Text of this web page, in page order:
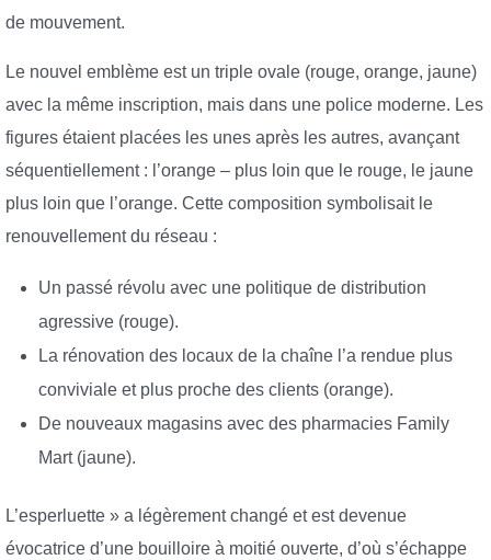
de mouvement.
Le nouvel emblème est un triple ovale (rouge, orange, jaune)
avec la même inscription, mais dans une police moderne. Les
figures étaient placées les unes après les autres, avançant
séquentiellement : l’orange – plus loin que le rouge, le jaune
plus loin que l’orange. Cette composition symbolisait le
renouvellement du réseau :
Un passé révolu avec une politique de distribution
agressive (rouge).
La rénovation des locaux de la chaîne l’a rendue plus
conviviale et plus proche des clients (orange).
De nouveaux magasins avec des pharmacies Family
Mart (jaune).
L’esperluette » a légèrement changé et est devenue
évocatrice d’une bouilloire à moitié ouverte, d’où s’échappe